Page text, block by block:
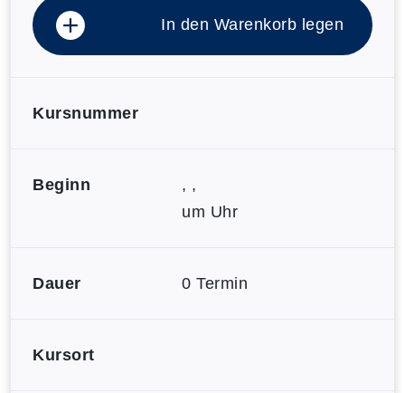
In den Warenkorb legen
Kursnummer
Beginn
, ,
um Uhr
Dauer 0 Termin
Kursort